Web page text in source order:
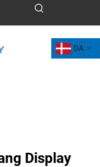
DA
Display